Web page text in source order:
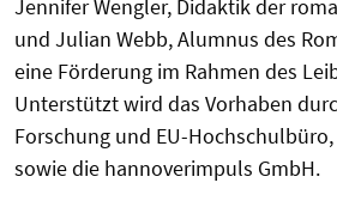
Jennifer Wengler, Didaktik der
und Julian Webb, Alumnus des
eine Förderung im Rahmen des
Unterstützt wird das Vorhaben
Forschung und EU-
sowie die hannoverimpuls GmbH.